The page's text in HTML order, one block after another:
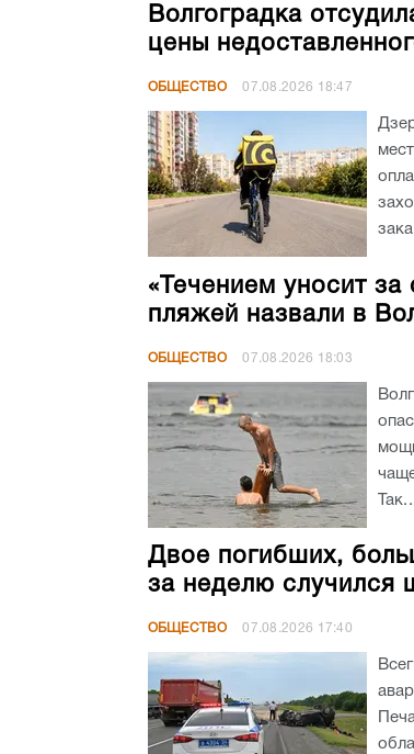
Волгоградка
цены
ОБЩЕСТВО 07.08.2026 18:47
«Течением уносит
пляжей назвали в
ОБЩЕСТВО 07.08.2026 18:03
Двое погибших,
за неделю случился
ОБЩЕСТВО 07.08.2026 17:40